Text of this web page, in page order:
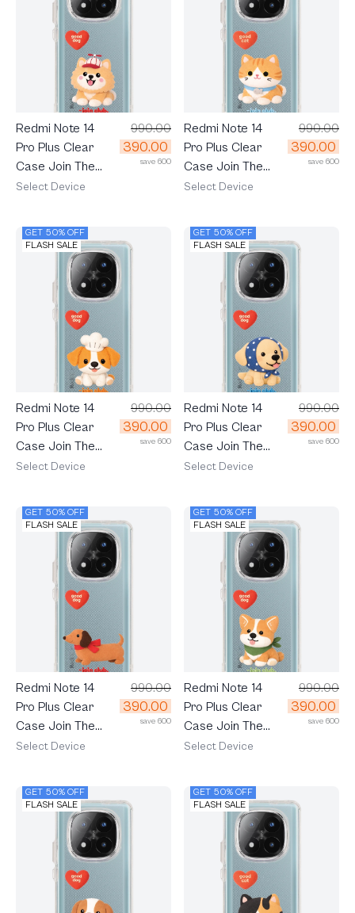
Redmi Note 14
Pro Plus Clear
Case Join The
Club Heartful
990.00
390.00
save 600
Select Device
Redmi Note 14
Pro Plus Clear
Case Join The
Club Heartful
990.00
390.00
save 600
Select Device
GET 50% OFF
FLASH SALE
Redmi Note 14
Pro Plus Clear
Case Join The
Club Heartful
Terrier
990.00
390.00
save 600
Select Device
GET 50% OFF
FLASH SALE
Redmi Note 14
Pro Plus Clear
Case Join The
Club Heartful
Retriever
990.00
390.00
save 600
Select Device
GET 50% OFF
FLASH SALE
Redmi Note 14
Pro Plus Clear
Case Join The
Club Heartful
990.00
390.00
save 600
Select Device
GET 50% OFF
FLASH SALE
Redmi Note 14
Pro Plus Clear
Case Join The
Club Heartful
990.00
390.00
save 600
Select Device
GET 50% OFF
FLASH SALE
GET 50% OFF
FLASH SALE